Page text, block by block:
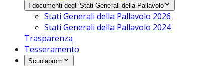
I documenti degli Stati Generali della Pallavolo
Stati Generali della Pallavolo 2026
Stati Generali della Pallavolo 2024
Trasparenza
Tesseramento
Scuolaprom